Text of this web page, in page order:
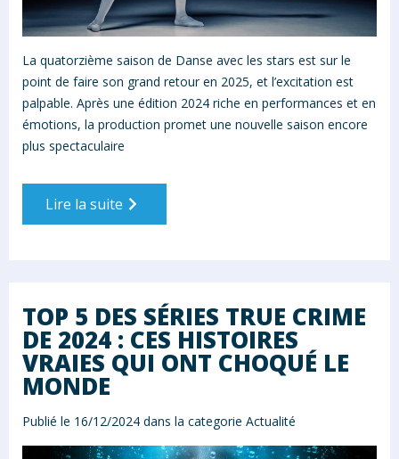
La quatorzième saison de Danse avec les stars est sur le
point de faire son grand retour en 2025, et l’excitation est
palpable. Après une édition 2024 riche en performances et en
émotions, la production promet une nouvelle saison encore
plus spectaculaire
Lire la suite
TOP 5 DES SÉRIES TRUE CRIME
DE 2024 : CES HISTOIRES
VRAIES QUI ONT CHOQUÉ LE
MONDE
Publié le 16/12/2024 dans la categorie Actualité